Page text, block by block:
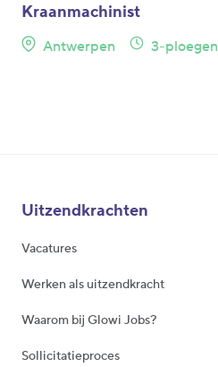
Kraanmachinist
Antwerpen 3-ploegen
Uitzendkrachten
Vacatures
Werken als uitzendkracht
Waarom bij Glowi Jobs?
Sollicitatieproces